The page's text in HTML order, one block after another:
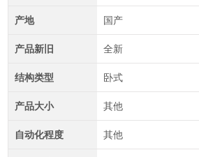
产地 国产
产品新旧 全新
结构类型 卧式
产品大小 其他
自动化程度 其他